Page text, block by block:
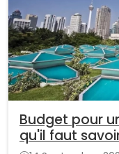
Budget pour
qu'il faut